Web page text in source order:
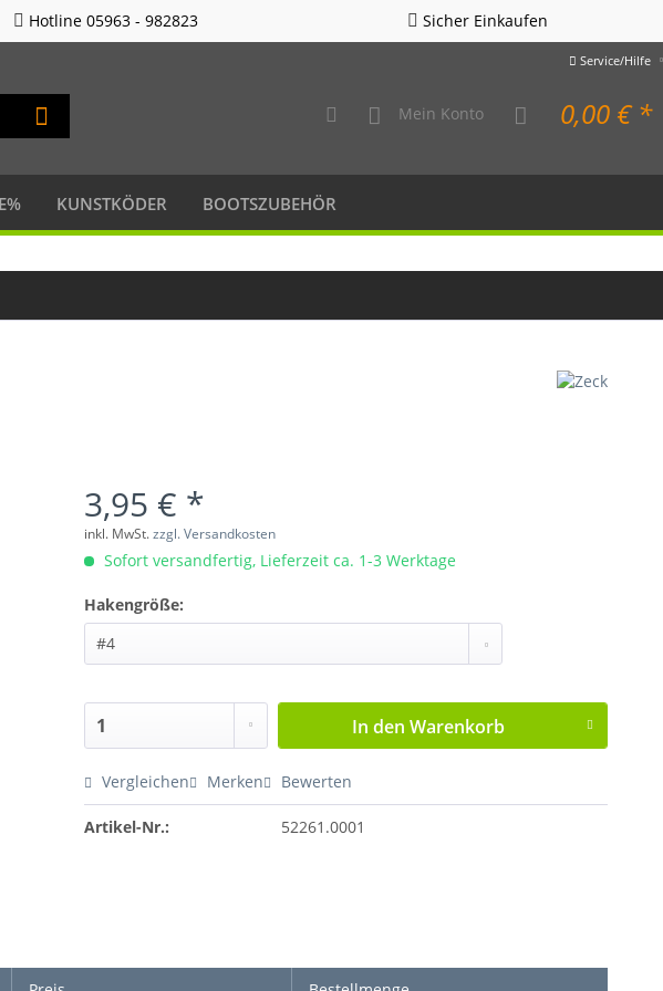
Hotline 05963 - 982823 Sicher Einkaufen
Service/Hilfe
Mein Konto 0,00 € *
KUNSTKÖDER BOOTSZUBEHÖR
3,95 € *
inkl. MwSt.zzgl. Versandkosten
Sofort versandfertig, Lieferzeit ca. 1-3 Werktage
Hakengröße:
In den Warenkorb
Vergleichen Merken Bewerten
Artikel-Nr.: 52261.0001